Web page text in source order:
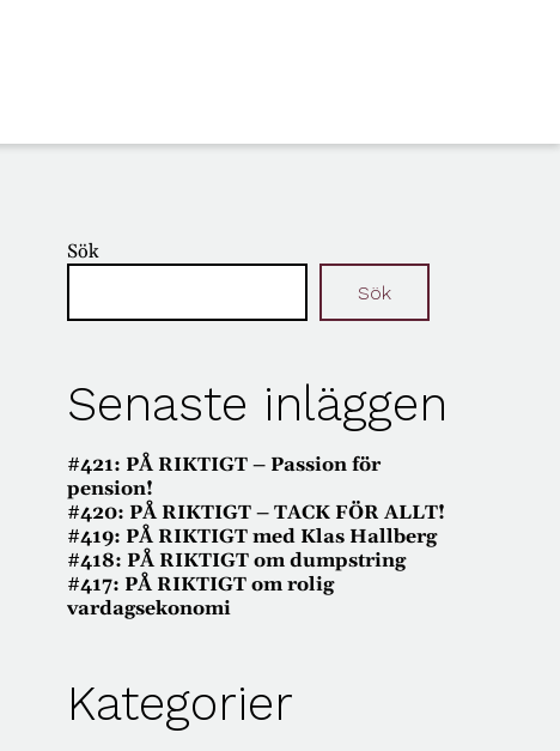
Sök
Sök
Senaste inläggen
#421: PÅ RIKTIGT – Passion för
pension!
#420: PÅ RIKTIGT – TACK FÖR ALLT!
#419: PÅ RIKTIGT med Klas Hallberg
#418: PÅ RIKTIGT om dumpstring
#417: PÅ RIKTIGT om rolig
vardagsekonomi
Kategorier